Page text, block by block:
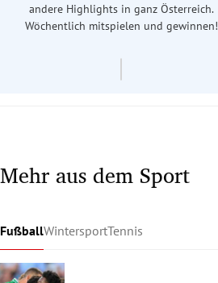
andere Highlights in ganz Österreich.
Wöchentlich mitspielen und gewinnen!
Mehr aus dem Sport
FußballWintersportTennis